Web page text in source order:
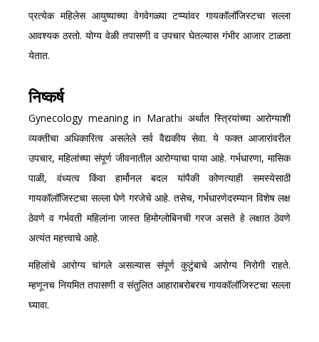
प्रत्येक महिलेस आयुष्याच्या वेगवेगळ्या टप्प्यांवर गायकॉलॉजिस्टचा सल्ला
आवश्यक ठरतो. योग्य वेळी तपासणी व उपचार घेतल्यास गंभीर आजार टाळता
येतात.
निष्कर्ष
Gynecology meaning in Marathi अर्थात स्त्रियांच्या आरोग्याशी
व्यक्तीचा अधिकारित्व असलेले सर्व वैद्यकीय सेवा. ये फक्त आजारांवरील
उपचार, महिलांच्या संपूर्ण जीवनातील आरोग्याचा पाया आहे. गर्भधारणा, मासिक
पाळी, वंध्यत्व किंवा हार्मोनल बदल यांपैकी कोणत्याही समस्येसाठी
गायकॉलॉजिस्टचा सल्ला घेणे गरजेचे आहे. तसेच, गर्भधारणेदरम्यान विशेष लक्ष
ठेवणे व गर्भवती महिलांना जास्त हिमोग्लोबिनची गरज असते हे लक्षात ठेवणे
अत्यंत महत्त्वाचे आहे.
महिलांचे आरोग्य चांगले असल्यास संपूर्ण कुटुंबाचे आरोग्य निरोगी राहते.
म्हणूनच नियमित तपासणी व संतुलित आहाराबरोबरच गायकॉलॉजिस्टचा सल्ला
घ्यावा.